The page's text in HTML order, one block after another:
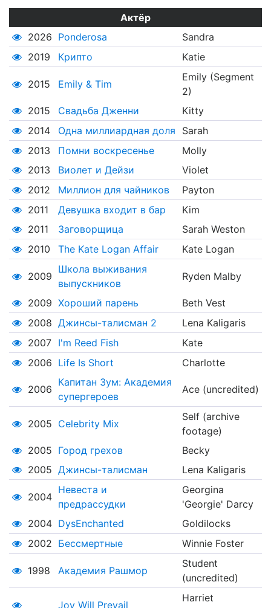
Актёр
2026 Ponderosa
Sandra
2019
Крипто Katie
2015 Emily & Tim
Emily (Segment
2)
2015
Свадьба Дженни
Kitty
2014
Одна миллиардная доля
Sarah
2013
Помни воскресенье
Molly
2013
Виолет и Дейзи
Violet
2012
Миллион для чайников
Payton
2011
Девушка входит в бар
Kim
2011
Заговорщица
Sarah Weston
2010
The Kate Logan Affair Kate Logan
2009
Школа выживания
выпускников
Ryden Malby
2009 Хороший парень
Beth Vest
2008 Джинсы-талисман 2
Lena Kaligaris
2007
I'm Reed Fish
Kate
2006 Life Is Short Charlotte
2006
Капитан Зум: Академия
супергероев
Ace (uncredited)
2005 Celebrity Mix
Self (archive
footage)
2005 Город грехов
Becky
2005 Джинсы-талисман Lena Kaligaris
2004
Невеста и
предрассудки
Georgina
'Georgie' Darcy
2004 DysEnchanted
Goldilocks
2002 Бессмертные Winnie Foster
1998 Академия Рашмор
Student
(uncredited)
Joy Will Prevail
Harriet